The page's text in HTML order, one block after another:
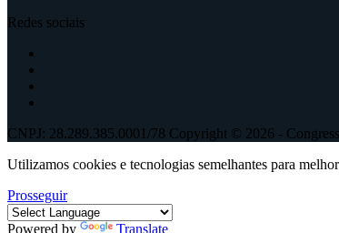
Redes sociais
CNPJ: 28.289.385.0001/78 Copyright © 2026 -
Utilizamos cookies e tecnologias semelhantes para
Prosseguir
Powered by Translate